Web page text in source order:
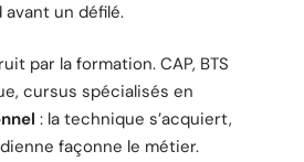
un défilé.
par la formation. CAP, BTS
cursus spécialisés en
: la technique s’acquiert,
façonne le métier.